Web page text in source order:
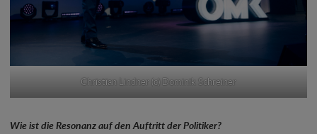
Christian Lindner (c) Dominik Schreiner
Wie ist die Resonanz auf den Auftritt der Politiker?